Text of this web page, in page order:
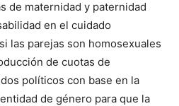
de maternidad y paternidad
en el cuidado
las parejas son homosexuales
de cuotas de
políticos con base en la
de género para que la